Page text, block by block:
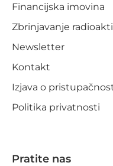
Financijska imovina
Zbrinjavanje
Newsletter
Kontakt
Izjava o
Politika privatnosti
Pratite nas